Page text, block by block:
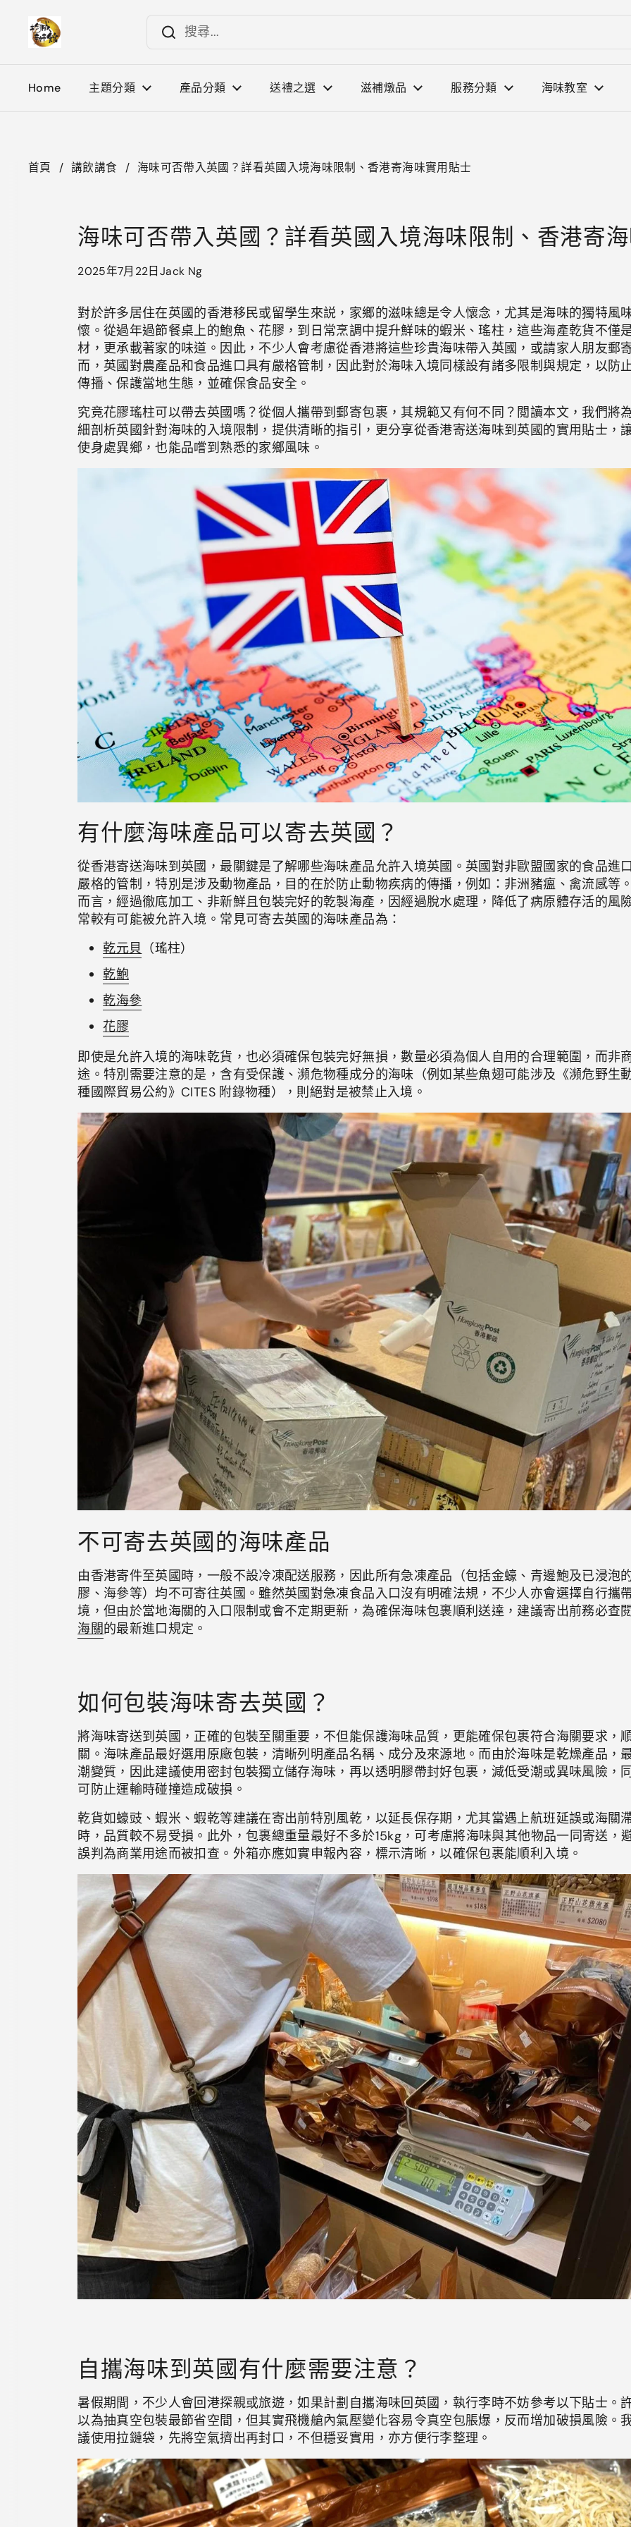
Home 主題分類 產品分類 送禮之選 滋補燉品 服務分類 海味教室
首頁 / 講飲講食 / 海味可否帶入英國？詳看英國入境海味限制、香港寄海味實用貼士
海味可否帶入英國？詳看英國入境海味限制、香港寄
2025年7月22日 Jack Ng
對於許多居住在英國的香港移民或留學生來説，家鄉的滋味總是令人懷念，尤其是海味的獨特風
懷。從過年過節餐桌上的鮑魚、花膠，到日常烹調中提升鮮味的蝦米、瑤柱，這些海產乾貨不僅
材，更承載著家的味道。因此，不少人會考慮從香港將這些珍貴海味帶入英國，或請家人朋友郵
而，英國對農產品和食品進口具有嚴格管制，因此對於海味入境同樣設有諸多限制與規定，以防
傳播、保護當地生態，並確保食品安全。
究竟花膠瑤柱可以帶去英國嗎？從個人攜帶到郵寄包裹，其規範又有何不同？閲讀本文，我們將
細剖析英國針對海味的入境限制，提供清晰的指引，更分享從香港寄送海味到英國的實用貼士，
使身處異鄉，也能品嚐到熟悉的家鄉風味。
有什麼海味產品可以寄去英國？
從香港寄送海味到英國，最關鍵是了解哪些海味產品允許入境英國。英國對非歐盟國家的食品進
嚴格的管制，特別是涉及動物產品，目的在於防止動物疾病的傳播，例如：非洲豬瘟、禽流感等
而言，經過徹底加工、非新鮮且包裝完好的乾製海產，因經過脫水處理，降低了病原體存活的風
常較有可能被允許入境。常見可寄去英國的海味產品為：
乾元貝 （瑤柱）
乾鮑
乾海參
花膠
即使是允許入境的海味乾貨，也必須確保包裝完好無損，數量必須為個人自用的合理範圍，而非
途。特別需要注意的是，含有受保護、瀕危物種成分的海味（例如某些魚翅可能涉及《瀕危野生
種國際貿易公約》CITES 附錄物種），則絕對是被禁止入境。
不可寄去英國的海味產品
由香港寄件至英國時，一般不設冷凍配送服務，因此所有急凍產品（包括金蠔、青邊鮑及已浸泡
膠、海參等）均不可寄往英國。雖然英國對急凍食品入口沒有明確法規，不少人亦會選擇自行攜
境，但由於當地海關的入口限制或會不定期更新，為確保海味包裹順利送達，建議寄出前務必查
海關的最新進口規定。
如何包裝海味寄去英國？
將海味寄送到英國，正確的包裝至關重要，不但能保護海味品質，更能確保包裹符合海關要求，
關。海味產品最好選用原廠包裝，清晰列明產品名稱、成分及來源地。而由於海味是乾燥產品，
潮變質，因此建議使用密封包裝獨立儲存海味，再以透明膠帶封好包裹，減低受潮或異味風險，
可防止運輸時碰撞造成破損。
乾貨如蠔豉、蝦米、蝦乾等建議在寄出前特別風乾，以延長保存期，尤其當遇上航班延誤或海關
時，品質較不易受損。此外，包裹總重量最好不多於15kg，可考慮將海味與其他物品一同寄送，
誤判為商業用途而被扣查。外箱亦應如實申報內容，標示清晰，以確保包裹能順利入境。
自攜海味到英國有什麼需要注意？
暑假期間，不少人會回港探親或旅遊，如果計劃自攜海味回英國，執行李時不妨參考以下貼士。
以為抽真空包裝最節省空間，但其實飛機艙內氣壓變化容易令真空包脹爆，反而增加破損風險。
議使用拉鏈袋，先將空氣擠出再封口，不但穩妥實用，亦方便行李整理。